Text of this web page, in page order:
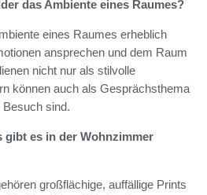
das Ambiente eines Raumes?
eines Raumes erheblich
ansprechen und dem Raum
nicht nur als stilvolle
können auch als Gesprächsthema
sind.
gibt es in der Wohnzimmer
großflächige, auffällige Prints